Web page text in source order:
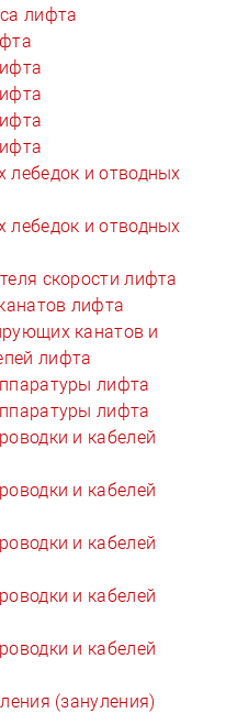
лифта
и отводных
и отводных
скорости лифта
лифта
канатов и
лифта
лифта
лифта
и кабелей
и кабелей
и кабелей
и кабелей
и кабелей
(зануления)